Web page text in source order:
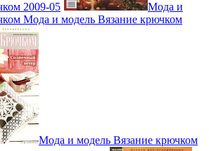
2009-05
Мода и
Мода и модель Вязание крючком
Мода и модель Вязание крючком